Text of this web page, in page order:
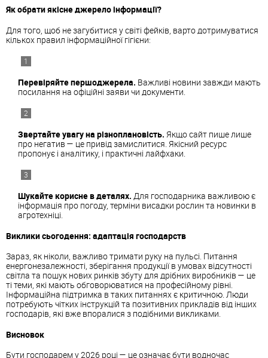
Як обрати якісне джерело інформації?
Для того, щоб не загубитися у світі фейків, варто дотримуватися
кількох правил інформаційної гігієни:
Перевіряйте першоджерела. Важливі новини завжди мають
посилання на офіційні заяви чи документи.
Звертайте увагу на різноплановість. Якщо сайт пише лише
про негатив — це привід замислитися. Якісний ресурс
пропонує і аналітику, і практичні лайфхаки.
Шукайте корисне в деталях. Для господарника важливою є
інформація про погоду, терміни висадки рослин та новинки в
агротехніці.
Виклики сьогодення: адаптація господарств
Зараз, як ніколи, важливо тримати руку на пульсі. Питання
енергонезалежності, зберігання продукції в умовах відсутності
світла та пошук нових ринків збуту для дрібних виробників — це
ті теми, які мають обговорюватися на професійному рівні.
Інформаційна підтримка в таких питаннях є критичною. Люди
потребують чітких інструкцій та позитивних прикладів від інших
господарів, які вже впоралися з подібними викликами.
Висновок
Бути господарем у 2026 році — це означає бути водночас